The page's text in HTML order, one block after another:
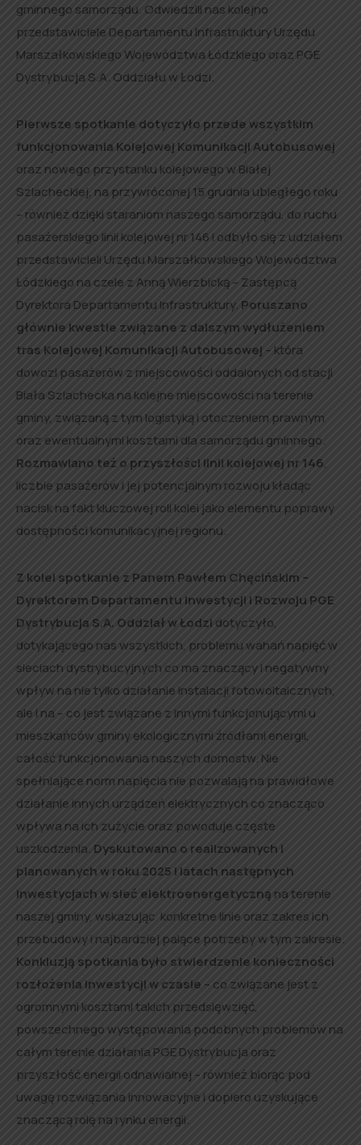
gminnego samorządu. Odwiedzili nas kolejno
przedstawiciele Departamentu Infrastruktury Urzędu
Marszałkowskiego Województwa Łódzkiego oraz PGE
Dystrybucja S.A. Oddziału w Łodzi.
Pierwsze spotkanie dotyczyło przede wszystkim
funkcjonowania Kolejowej Komunikacji Autobusowej
oraz nowego przystanku kolejowego w Białej
Szlacheckiej, na przywróconej 15 grudnia ubiegłego roku
– również dzięki staraniom naszego samorządu, do ruchu
pasażerskiego linii kolejowej nr 146 i odbyło się z udziałem
przedstawicieli Urzędu Marszałkowskiego Województwa
Łódzkiego na czele z Anną Wierzbicką – Zastępcą
Dyrektora Departamentu Infrastruktury. Poruszano
głównie kwestie związane z dalszym wydłużeniem
tras Kolejowej Komunikacji Autobusowej – która
dowozi pasażerów z miejscowości oddalonych od stacji
Biała Szlachecka na kolejne miejscowości na terenie
gminy, związaną z tym logistyką i otoczeniem prawnym
oraz ewentualnymi kosztami dla samorządu gminnego.
Rozmawiano też o przyszłości linii kolejowej nr 146,
liczbie pasażerów i jej potencjalnym rozwoju kładąc
nacisk na fakt kluczowej roli kolei jako elementu poprawy
dostępności komunikacyjnej regionu.
Z kolei spotkanie z Panem Pawłem Chęcińskim –
Dyrektorem Departamentu Inwestycji i Rozwoju PGE
Dystrybucja S.A. Oddział w Łodzi dotyczyło,
dotykającego nas wszystkich, problemu wahań napięć w
sieciach dystrybucyjnych co ma znaczący i negatywny
wpływ na nie tylko działanie instalacji fotowoltaicznych,
ale i na – co jest związane z innymi funkcjonującymi u
mieszkańców gminy ekologicznymi źródłami energii,
całość funkcjonowania naszych domostw. Nie
spełniające norm napięcia nie pozwalają na prawidłowe
działanie innych urządzeń elektrycznych co znacząco
wpływa na ich zużycie oraz powoduje częste
uszkodzenia. Dyskutowano o realizowanych i
planowanych w roku 2025 i latach następnych
inwestycjach w sieć elektroenergetyczną na terenie
naszej gminy, wskazując konkretne linie oraz zakres ich
przebudowy i najbardziej palące potrzeby w tym zakresie.
Konkluzją spotkania było stwierdzenie konieczności
rozłożenia inwestycji w czasie – co związane jest z
ogromnymi kosztami takich przedsięwzięć,
powszechnego występowania podobnych problemów na
całym terenie działania PGE Dystrybucja oraz
przyszłość energii odnawialnej – również biorąc pod
uwagę rozwiązania innowacyjne i dopiero uzyskujące
znaczącą rolę na rynku energii.